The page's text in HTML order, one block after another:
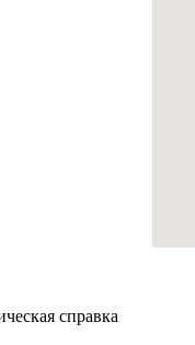
справка